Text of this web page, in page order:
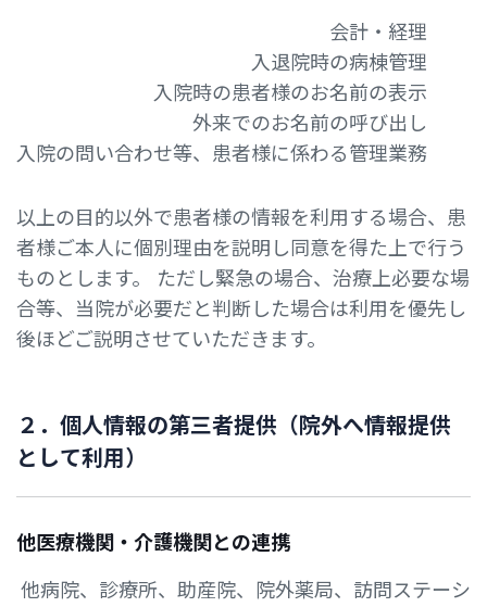
会計・経理
入退院時の病棟管理
入院時の患者様のお名前の表示
外来でのお名前の呼び出し
入院の問い合わせ等、患者様に係わる管理業務
以上の目的以外で患者様の情報を利用する場合、患
者様ご本人に個別理由を説明し同意を得た上で行う
ものとします。 ただし緊急の場合、治療上必要な場
合等、当院が必要だと判断した場合は利用を優先し
後ほどご説明させていただきます。
２ ． 個人情報の第三者提供 （院外へ情報提供
と して利用）
他医療機関・介護機関との連携
他病院、診療所、助産院、院外薬局、訪問ステーシ